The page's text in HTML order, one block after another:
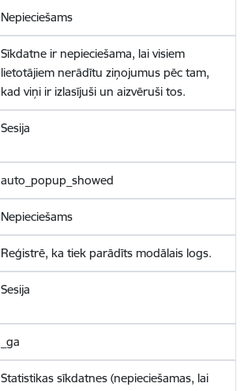
Nepieciešams
Sīkdatne ir nepieciešama, lai visiem
lietotājiem nerādītu ziņojumus pēc tam,
kad viņi ir izlasījuši un aizvēruši tos.
Sesija
auto_popup_showed
Nepieciešams
Reģistrē, ka tiek parādīts modālais logs.
Sesija
_ga
Statistikas sīkdatnes (nepieciešamas, lai